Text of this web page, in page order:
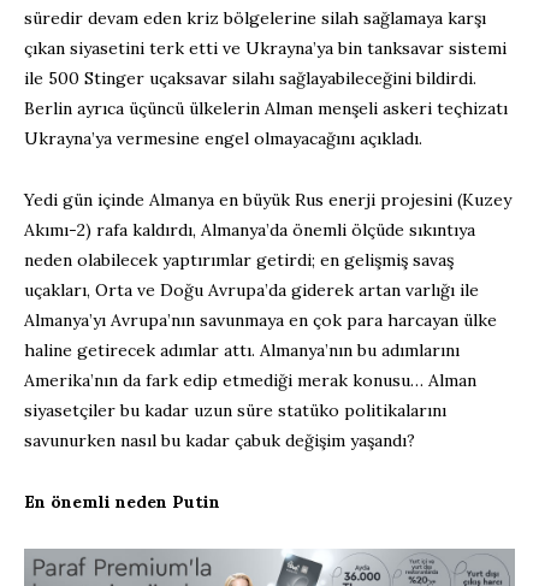
süredir devam eden kriz bölgelerine silah sağlamaya karşı
çıkan siyasetini terk etti ve Ukrayna’ya bin tanksavar sistemi
ile 500 Stinger uçaksavar silahı sağlayabileceğini bildirdi.
Berlin ayrıca üçüncü ülkelerin Alman menşeli askeri teçhizatı
Ukrayna’ya vermesine engel olmayacağını açıkladı.
Yedi gün içinde Almanya en büyük Rus enerji projesini (Kuzey
Akımı-2) rafa kaldırdı, Almanya’da önemli ölçüde sıkıntıya
neden olabilecek yaptırımlar getirdi; en gelişmiş savaş
uçakları, Orta ve Doğu Avrupa’da giderek artan varlığı ile
Almanya’yı Avrupa’nın savunmaya en çok para harcayan ülke
haline getirecek adımlar attı. Almanya’nın bu adımlarını
Amerika’nın da fark edip etmediği merak konusu… Alman
siyasetçiler bu kadar uzun süre statüko politikalarını
savunurken nasıl bu kadar çabuk değişim yaşandı?
En önemli neden Putin